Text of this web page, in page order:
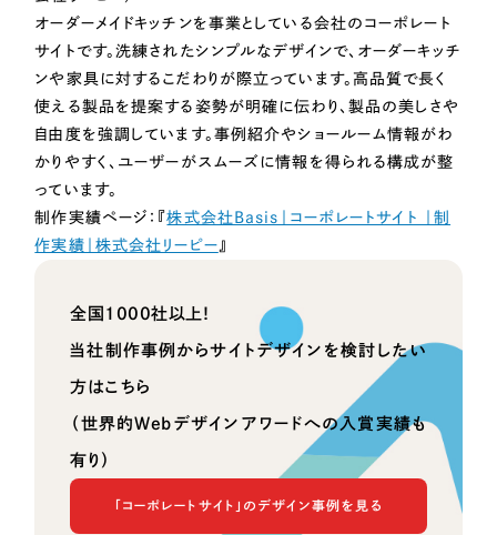
オーダーメイドキッチンを事業としている会社のコーポレート
サイトです。洗練されたシンプルなデザインで、オーダーキッチ
ンや家具に対するこだわりが際立っています。高品質で長く
使える製品を提案する姿勢が明確に伝わり、製品の美しさや
自由度を強調しています。事例紹介やショールーム情報がわ
かりやすく、ユーザーがスムーズに情報を得られる構成が整
っています。
制作実績ページ：『株式会社Basis｜コーポレートサイト ｜制
作実績｜株式会社リーピー』
全国1000社以上！
当社制作事例からサイトデザインを検討したい
方はこちら
（世界的Webデザインアワードへの入賞実績も
有り）
「コーポレートサイト」のデザイン事例を見る